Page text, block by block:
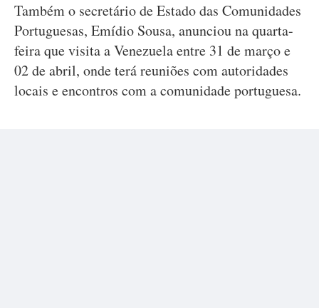
Também o secretário de Estado das Comunidades
Portuguesas, Emídio Sousa, anunciou na quarta-
feira que visita a Venezuela entre 31 de março e
02 de abril, onde terá reuniões com autoridades
locais e encontros com a comunidade portuguesa.